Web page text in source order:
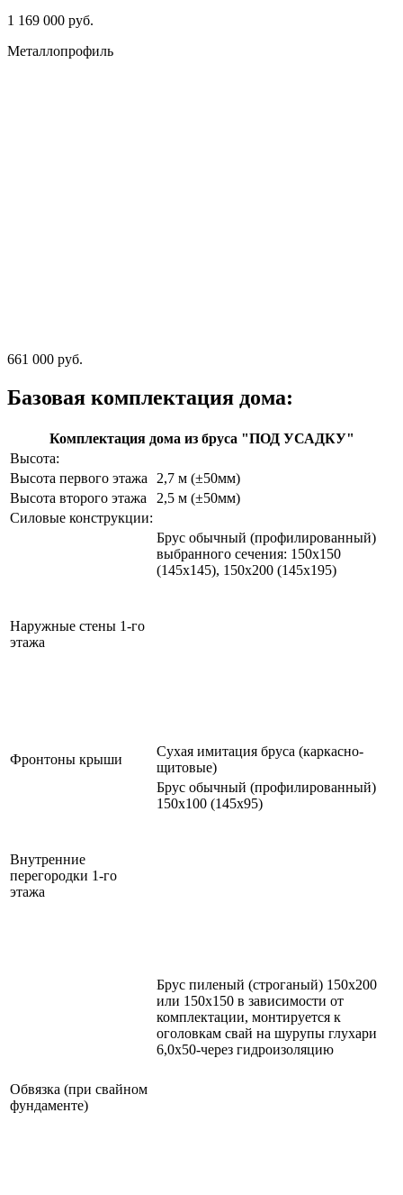
1 169 000 руб.
Металлопрофиль
661 000 руб.
Базовая комплектация дома:
Комплектация дома из бруса "ПОД УСАДКУ"
Высота:
Высота первого этажа
2,7 м (±50мм)
Высота второго этажа
2,5 м (±50мм)
Силовые конструкции:
Наружные стены 1-го
этажа
Брус обычный (профилированный)
выбранного сечения: 150х150
(145х145), 150х200 (145х195)
Фронтоны крыши
Сухая имитация бруса (каркасно-
щитовые)
Внутренние
перегородки 1-го
этажа
Брус обычный (профилированный)
150х100 (145х95)
Обвязка (при свайном
фундаменте)
Брус пиленый (строганый) 150х200
или 150х150 в зависимости от
комплектации, монтируется к
оголовкам свай на шурупы глухари
6,0х50-через гидроизоляцию